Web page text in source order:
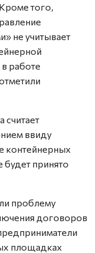
того,
не учитывает
работе
считает
ввиду
контейнерных
принято
проблему
договоров
площадках